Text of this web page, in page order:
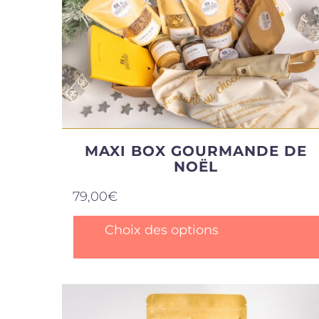
MAXI BOX GOURMANDE DE
NOËL
79,00€
Choix des options
a